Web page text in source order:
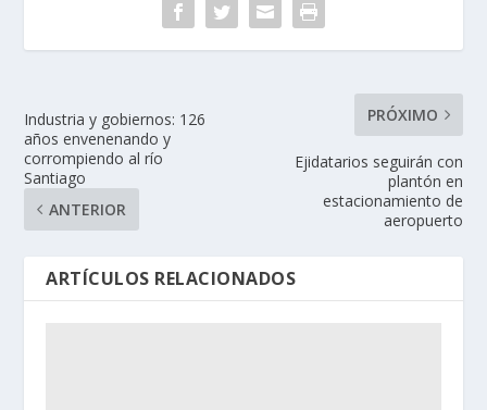
Industria y gobiernos: 126
años envenenando y
corrompiendo al río
Santiago
ANTERIOR
PRÓXIMO
Ejidatarios seguirán con
plantón en
estacionamiento de
aeropuerto
ARTÍCULOS RELACIONADOS